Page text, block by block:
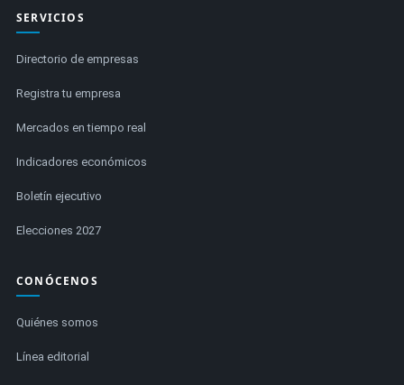
SERVICIOS
Directorio de empresas
Registra tu empresa
Mercados en tiempo real
Indicadores económicos
Boletín ejecutivo
Elecciones 2027
CONÓCENOS
Quiénes somos
Línea editorial